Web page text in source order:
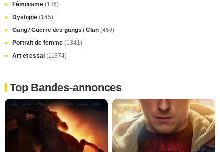
Féminisme (136)
Dystopie (145)
Gang / Guerre des gangs / Clan (450)
Portrait de femme (1341)
Art et essai (11374)
Top Bandes-annonces